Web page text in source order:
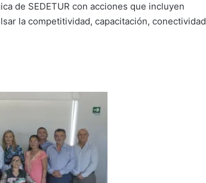
de SEDETUR con acciones que incluyen
la competitividad, capacitación, conectividad